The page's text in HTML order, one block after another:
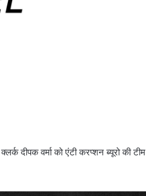
दीपक वर्मा को एंटी करप्शन ब्यूरो की टीम